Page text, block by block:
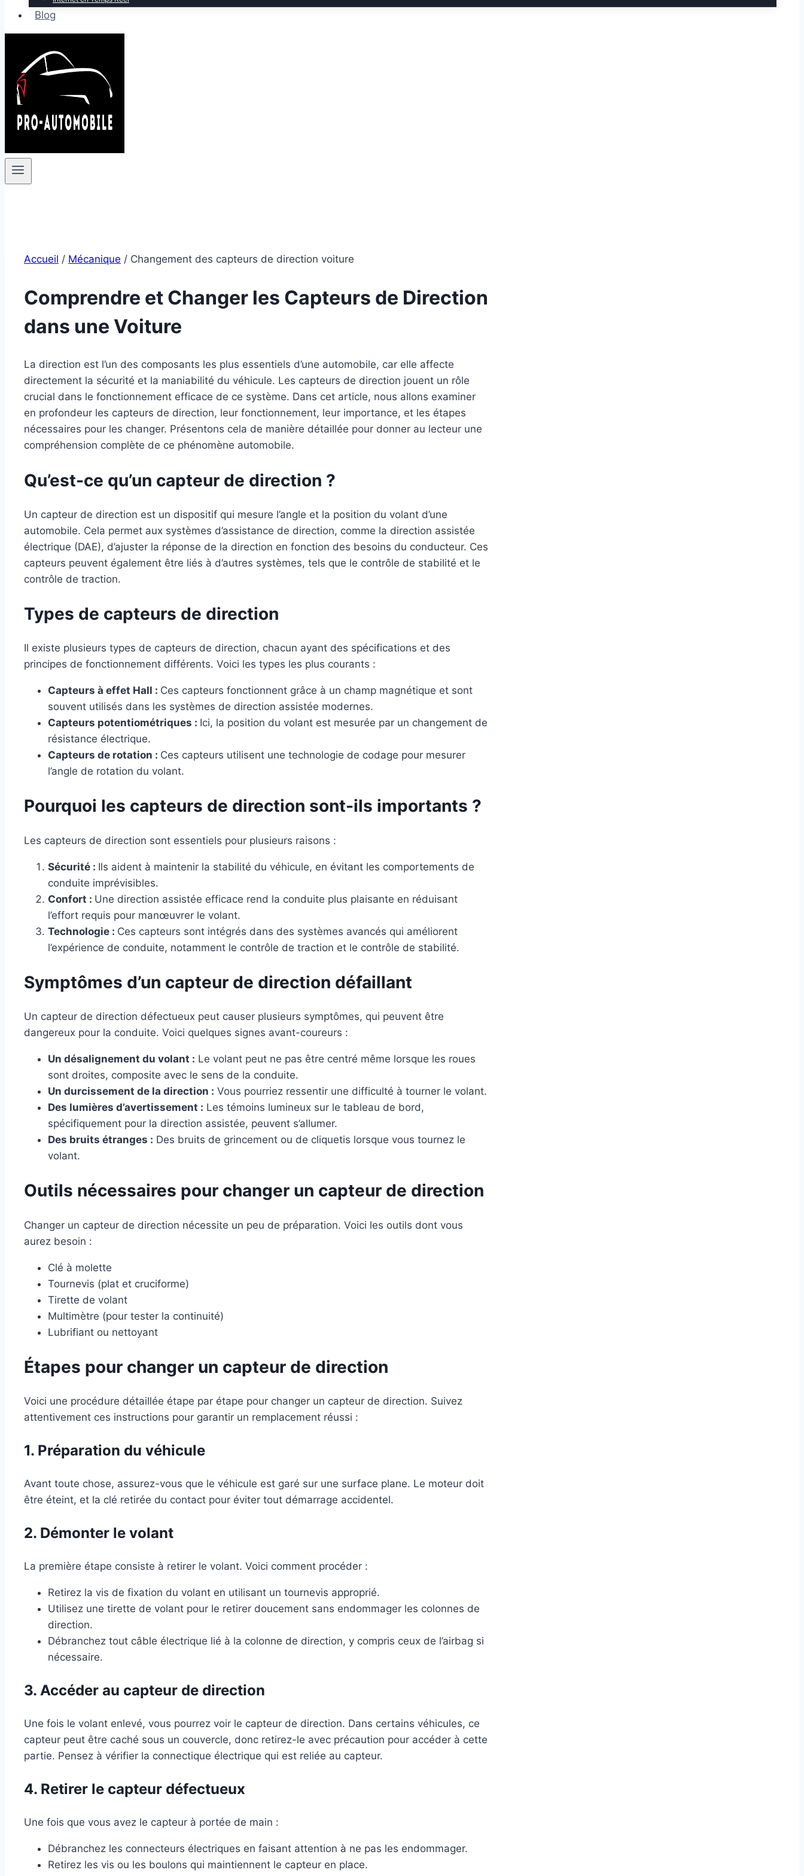
Blog
Accueil / Mécanique / Changement des capteurs de direction voiture
Comprendre et Changer les Capteurs de Direction
dans une Voiture
La direction est l’un des composants les plus essentiels d’une automobile, car elle affecte
directement la sécurité et la maniabilité du véhicule. Les capteurs de direction jouent un rôle
crucial dans le fonctionnement efficace de ce système. Dans cet article, nous allons examiner
en profondeur les capteurs de direction, leur fonctionnement, leur importance, et les étapes
nécessaires pour les changer. Présentons cela de manière détaillée pour donner au lecteur une
compréhension complète de ce phénomène automobile.
Qu’est-ce qu’un capteur de direction ?
Un capteur de direction est un dispositif qui mesure l’angle et la position du volant d’une
automobile. Cela permet aux systèmes d’assistance de direction, comme la direction assistée
électrique (DAE), d’ajuster la réponse de la direction en fonction des besoins du conducteur. Ces
capteurs peuvent également être liés à d’autres systèmes, tels que le contrôle de stabilité et le
contrôle de traction.
Types de capteurs de direction
Il existe plusieurs types de capteurs de direction, chacun ayant des spécifications et des
principes de fonctionnement différents. Voici les types les plus courants :
Capteurs à effet Hall : Ces capteurs fonctionnent grâce à un champ magnétique et sont
souvent utilisés dans les systèmes de direction assistée modernes.
Capteurs potentiométriques : Ici, la position du volant est mesurée par un changement de
résistance électrique.
Capteurs de rotation : Ces capteurs utilisent une technologie de codage pour mesurer
l’angle de rotation du volant.
Pourquoi les capteurs de direction sont-ils importants ?
Les capteurs de direction sont essentiels pour plusieurs raisons :
Sécurité : Ils aident à maintenir la stabilité du véhicule, en évitant les comportements de
conduite imprévisibles.
Confort : Une direction assistée efficace rend la conduite plus plaisante en réduisant
l’effort requis pour manœuvrer le volant.
Technologie : Ces capteurs sont intégrés dans des systèmes avancés qui améliorent
l’expérience de conduite, notamment le contrôle de traction et le contrôle de stabilité.
Symptômes d’un capteur de direction défaillant
Un capteur de direction défectueux peut causer plusieurs symptômes, qui peuvent être
dangereux pour la conduite. Voici quelques signes avant-coureurs :
Un désalignement du volant : Le volant peut ne pas être centré même lorsque les roues
sont droites, composite avec le sens de la conduite.
Un durcissement de la direction : Vous pourriez ressentir une difficulté à tourner le volant.
Des lumières d’avertissement : Les témoins lumineux sur le tableau de bord,
spécifiquement pour la direction assistée, peuvent s’allumer.
Des bruits étranges : Des bruits de grincement ou de cliquetis lorsque vous tournez le
volant.
Outils nécessaires pour changer un capteur de direction
Changer un capteur de direction nécessite un peu de préparation. Voici les outils dont vous
aurez besoin :
Clé à molette
Tournevis (plat et cruciforme)
Tirette de volant
Multimètre (pour tester la continuité)
Lubrifiant ou nettoyant
Étapes pour changer un capteur de direction
Voici une procédure détaillée étape par étape pour changer un capteur de direction. Suivez
attentivement ces instructions pour garantir un remplacement réussi :
1. Préparation du véhicule
Avant toute chose, assurez-vous que le véhicule est garé sur une surface plane. Le moteur doit
être éteint, et la clé retirée du contact pour éviter tout démarrage accidentel.
2. Démonter le volant
La première étape consiste à retirer le volant. Voici comment procéder :
Retirez la vis de fixation du volant en utilisant un tournevis approprié.
Utilisez une tirette de volant pour le retirer doucement sans endommager les colonnes de
direction.
Débranchez tout câble électrique lié à la colonne de direction, y compris ceux de l’airbag si
nécessaire.
3. Accéder au capteur de direction
Une fois le volant enlevé, vous pourrez voir le capteur de direction. Dans certains véhicules, ce
capteur peut être caché sous un couvercle, donc retirez-le avec précaution pour accéder à cette
partie. Pensez à vérifier la connectique électrique qui est reliée au capteur.
4. Retirer le capteur défectueux
Une fois que vous avez le capteur à portée de main :
Débranchez les connecteurs électriques en faisant attention à ne pas les endommager.
Retirez les vis ou les boulons qui maintiennent le capteur en place.